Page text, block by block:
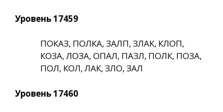
Уровень 17459
ПОКАЗ, ПОЛКА, ЗАЛП, ЗЛАК, КЛОП,
КОЗА, ЛОЗА, ОПАЛ, ПАЗЛ, ПОЛК, ПОЗА,
ПОЛ, КОЛ, ЛАК, ЗЛО, ЗАЛ
Уровень 17460